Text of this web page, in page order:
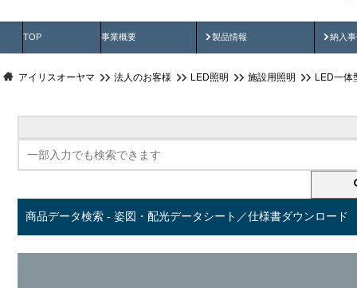
TOP 事業概要 製品情報
製品動画 納入
納
アイリスオーヤマ 法人のお客様 LED照明 施設用照明 LED一体
商品データ検索 - 姿図・配光データシート／仕様書ダウンロード